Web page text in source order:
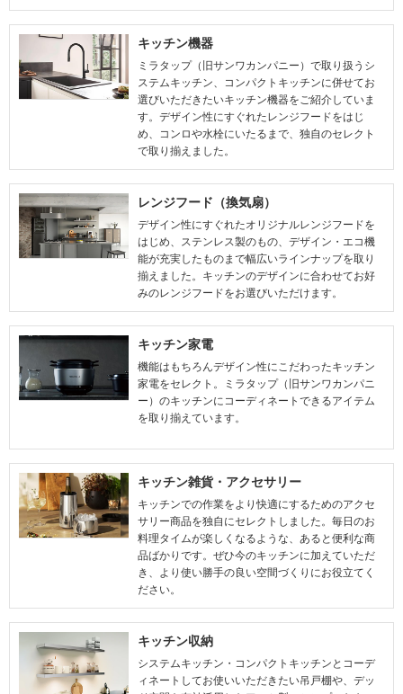
キッチン機器
ミラタップ（旧サンワカンパニー）で取り扱うシ
ステムキッチン、コンパクトキッチンに併せてお
選びいただきたいキッチン機器をご紹介していま
す。デザイン性にすぐれたレンジフードをはじ
め、コンロや水栓にいたるまで、独自のセレクト
で取り揃えました。
レンジフード（換気扇）
デザイン性にすぐれたオリジナルレンジフードを
はじめ、ステンレス製のもの、デザイン・エコ機
能が充実したものまで幅広いラインナップを取り
揃えました。キッチンのデザインに合わせてお好
みのレンジフードをお選びいただけます。
キッチン家電
機能はもちろんデザイン性にこだわったキッチン
家電をセレクト。ミラタップ（旧サンワカンパニ
ー）のキッチンにコーディネートできるアイテム
を取り揃えています。
キッチン雑貨・アクセサリー
キッチンでの作業をより快適にするためのアクセ
サリー商品を独自にセレクトしました。毎日のお
料理タイムが楽しくなるような、あると便利な商
品ばかりです。ぜひ今のキッチンに加えていただ
き、より使い勝手の良い空間づくりにお役立てく
ださい。
キッチン収納
システムキッチン・コンパクトキッチンとコーデ
ィネートしてお使いいただきたい吊戸棚や、デッ